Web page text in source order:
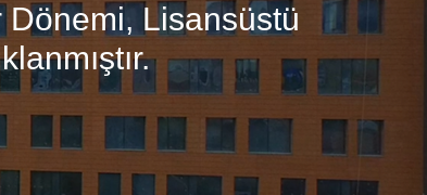
Dönemi, Lisansüstü